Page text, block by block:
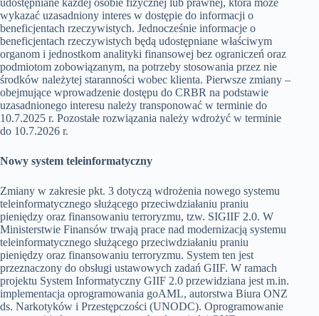
wykazać uzasadniony interes w dostępie do informacji o
beneficjentach rzeczywistych. Jednocześnie informacje o
beneficjentach rzeczywistych będą udostępniane właściwym
organom i jednostkom analityki finansowej bez ograniczeń oraz
podmiotom zobowiązanym, na potrzeby stosowania przez nie
środków należytej staranności wobec klienta. Pierwsze zmiany –
obejmujące wprowadzenie dostępu do CRBR na podstawie
uzasadnionego interesu należy transponować w terminie do
10.7.2025 r. Pozostałe rozwiązania należy wdrożyć w terminie
do 10.7.2026 r.
Nowy system teleinformatyczny
Zmiany w zakresie pkt. 3 dotyczą wdrożenia nowego systemu
teleinformatycznego służącego przeciwdziałaniu praniu
pieniędzy oraz finansowaniu terroryzmu, tzw. SIGIIF 2.0. W
Ministerstwie Finansów trwają prace nad modernizacją systemu
teleinformatycznego służącego przeciwdziałaniu praniu
pieniędzy oraz finansowaniu terroryzmu. System ten jest
przeznaczony do obsługi ustawowych zadań GIIF. W ramach
projektu System Informatyczny GIIF 2.0 przewidziana jest m.in.
implementacja oprogramowania goAML, autorstwa Biura ONZ
ds. Narkotyków i Przestępczości (UNODC). Oprogramowanie